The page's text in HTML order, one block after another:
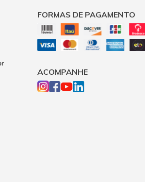
FORMAS DE PAGAMENTO
ACOMPANHE